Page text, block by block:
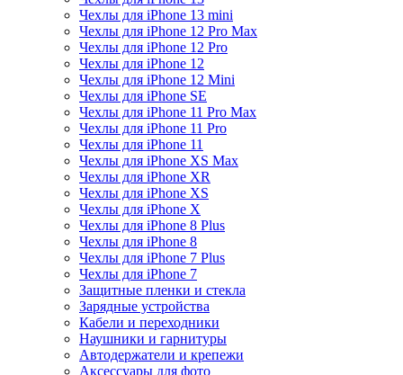
Чехлы для iPhone 13 mini
Чехлы для iPhone 12 Pro Max
Чехлы для iPhone 12 Pro
Чехлы для iPhone 12
Чехлы для iPhone 12 Mini
Чехлы для iPhone SE
Чехлы для iPhone 11 Pro Max
Чехлы для iPhone 11 Pro
Чехлы для iPhone 11
Чехлы для iPhone XS Max
Чехлы для iPhone XR
Чехлы для iPhone XS
Чехлы для iPhone X
Чехлы для iPhone 8 Plus
Чехлы для iPhone 8
Чехлы для iPhone 7 Plus
Чехлы для iPhone 7
Защитные пленки и стекла
Зарядные устройства
Кабели и переходники
Наушники и гарнитуры
Автодержатели и крепежи
Аксессуары для фото